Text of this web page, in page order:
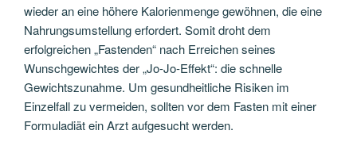
wieder an eine höhere Kalorienmenge gewöhnen, die eine
Nahrungsumstellung erfordert. Somit droht dem
erfolgreichen „Fastenden“ nach Erreichen seines
Wunschgewichtes der „Jo-Jo-Effekt“: die schnelle
Gewichtszunahme. Um gesundheitliche Risiken im
Einzelfall zu vermeiden, sollten vor dem Fasten mit einer
Formuladiät ein Arzt aufgesucht werden.